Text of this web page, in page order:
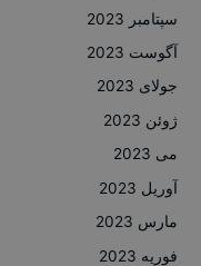
سپتامبر 2023
آگوست 2023
جولای 2023
ژوئن 2023
می 2023
آوریل 2023
مارس 2023
فوریه 2023